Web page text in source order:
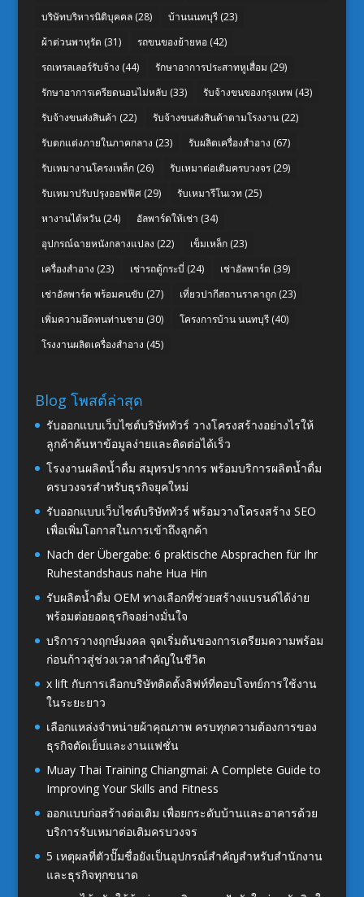
บริษัทบริหารนิติบุคคล(28) บ้านนนทบุรี(23)
ผ้าต่วนพาหุรัด (31) รถขนของย้ายหอ(42)
รถเทรลเลอร์รับจ้าง (44) รักษาอาการประสาทหูเสื่อม (29)
รักษาอาการเครียดนอนไม่หลับ (33) รับจ้างขนของกรุงเทพ (43)
รับจ้างขนส่งสินค้า (22) รับจ้างขนส่งสินค้าตามโรงงาน(22)
รับตกแต่งภายในภาคกลาง (23) รับผลิตเครื่องสำอาง (67)
รับเหมางานโครงเหล็ก(26) รับเหมาต่อเติมครบวงจร(29)
รับเหมาปรับปรุงออฟฟิศ(29) รับเหมารีโนเวท (25)
หางานไต้หวัน(24) อัลพาร์ดให้เช่า (34)
อุปกรณ์ฉายหนังกลางแปลง (22) เข็มเหล็ก(23)
เครื่องสำอาง (23) เช่ารถตู้กระบี่ (24) เช่าอัลพาร์ด (39)
เช่าอัลพาร์ด พร้อมคนขับ (27) เที่ยวปากีสถานราคาถูก(23)
เพิ่มความอึดทนท่านชาย (30) โครงการบ้าน นนทบุรี(40)
โรงงานผลิตเครื่องสำอาง (45)
Blog โพสต์ล่าสุด
รับออกแบบเว็บไซต์บริษัททัวร์ วางโครงสร้างอย่างไรให้
ลูกค้าค้นหาข้อมูลง่ายและติดต่อได้เร็ว
โรงงานผลิตน้ำดื่ม สมุทรปราการ พร้อมบริการผลิตน้ำดื่ม
ครบวงจรสำหรับธุรกิจยุคใหม่
รับออกแบบเว็บไซต์บริษัททัวร์ พร้อมวางโครงสร้าง SEO
เพื่อเพิ่มโอกาสในการเข้าถึงลูกค้า
Nach der Übergabe: 6 praktische Absprachen für Ihr
Ruhestandshaus nahe Hua Hin
รับผลิตน้ำดื่ม OEM ทางเลือกที่ช่วยสร้างแบรนด์ได้ง่าย
พร้อมต่อยอดธุรกิจอย่างมั่นใจ
บริการวางฤกษ์มงคล จุดเริ่มต้นของการเตรียมความพร้อม
ก่อนก้าวสู่ช่วงเวลาสำคัญในชีวิต
x lift กับการเลือกบริษัทติดตั้งลิฟท์ที่ตอบโจทย์การใช้งาน
ในระยะยาว
เลือกแหล่งจำหน่ายผ้าคุณภาพ ครบทุกความต้องการของ
ธุรกิจตัดเย็บและงานแฟชั่น
Muay Thai Training Chiangmai: A Complete Guide to
Improving Your Skills and Fitness
ออกแบบก่อสร้างต่อเติม เพื่อยกระดับบ้านและอาคารด้วย
บริการรับเหมาต่อเติมครบวงจร
5 เหตุผลที่ตัวปั๊มชื่อยังเป็นอุปกรณ์สำคัญสำหรับสำนักงาน
และธุรกิจทุกขนาด